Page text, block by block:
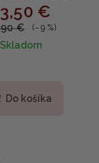
nočná maska
60ml
€
€ (–9 %)
Skladom
Do košíka